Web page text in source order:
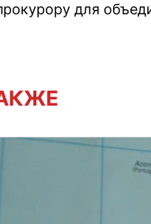
для